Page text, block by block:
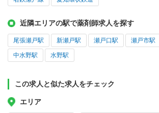
近隣エリアの駅で薬剤師求人を探す
尾張瀬戸駅 新瀬戸駅 瀬戸口駅 瀬戸市駅
中水野駅 水野駅
この求人と似た求人をチェック
エリア